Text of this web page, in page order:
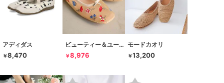
アディダス
￥8,470
ビューティー＆ユース ユナイテッドアローズ
￥8,976
モードカオリ
￥13,200